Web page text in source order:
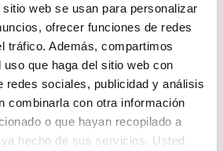
web se usan para personalizar
ofrecer funciones de redes
tráfico. Además, compartimos
que haga del sitio web con
redes sociales, publicidad y análisis
combinarla con otra información
o que hayan recopilado a
hecho de sus servicios. Usted